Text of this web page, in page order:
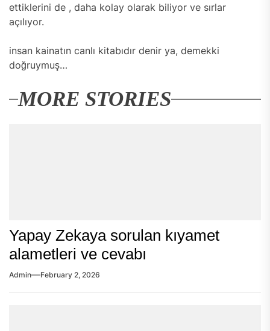
ettiklerini de , daha kolay olarak biliyor ve sırlar
açılıyor.
insan kainatın canlı kitabıdır denir ya, demekki
doğruymuş…
MORE STORIES
Yapay Zekaya sorulan kıyamet
alametleri ve cevabı
Admin February 2, 2026